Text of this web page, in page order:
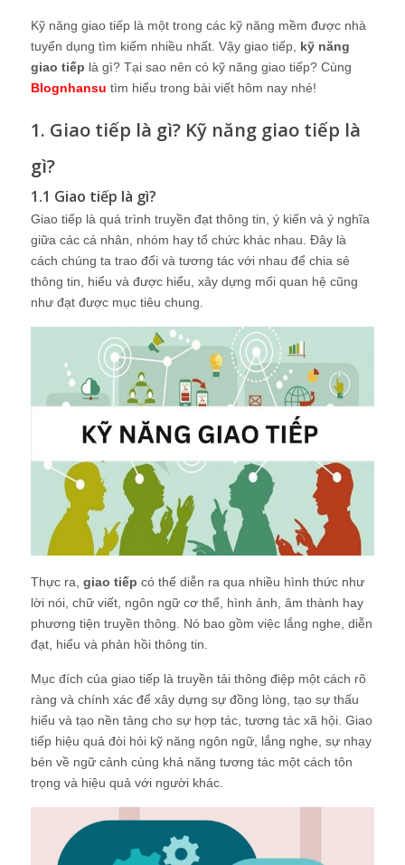
Kỹ năng giao tiếp là một trong các kỹ năng mềm được nhà
tuyển dụng tìm kiếm nhiều nhất. Vậy giao tiếp, kỹ năng
giao tiếp là gì? Tại sao nên có kỹ năng giao tiếp? Cùng
Blognhansu tìm hiểu trong bài viết hôm nay nhé!
1. Giao tiếp là gì? Kỹ năng giao tiếp là
gì?
1.1 Giao tiếp là gì?
Giao tiếp là quá trình truyền đạt thông tin, ý kiến và ý nghĩa
giữa các cá nhân, nhóm hay tổ chức khác nhau. Đây là
cách chúng ta trao đổi và tương tác với nhau để chia sẻ
thông tin, hiểu và được hiểu, xây dựng mối quan hệ cũng
như đạt được mục tiêu chung.
Thực ra, giao tiếp có thể diễn ra qua nhiều hình thức như
lời nói, chữ viết, ngôn ngữ cơ thể, hình ảnh, âm thành hay
phương tiện truyền thông. Nó bao gồm việc lắng nghe, diễn
đạt, hiểu và phản hồi thông tin.
Mục đích của giao tiếp là truyền tải thông điệp một cách rõ
ràng và chính xác để xây dựng sự đồng lòng, tạo sự thấu
hiểu và tạo nền tảng cho sự hợp tác, tương tác xã hội. Giao
tiếp hiệu quả đòi hỏi kỹ năng ngôn ngữ, lắng nghe, sự nhạy
bén về ngữ cảnh cùng khả năng tương tác một cách tôn
trọng và hiệu quả với người khác.